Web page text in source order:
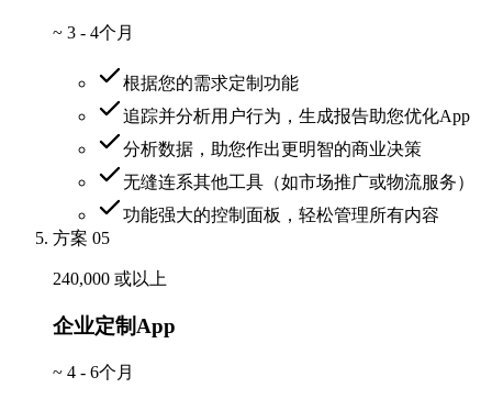
~ 3 - 4个月
根据您的需求定制功能
追踪并分析用户行为，生成报告助您优化App
分析数据，助您作出更明智的商业决策
无缝连系其他工具（如市场推广或物流服务）
功能强大的控制面板，轻松管理所有内容
方案 05
240,000 或以上
企业定制App
~ 4 - 6个月